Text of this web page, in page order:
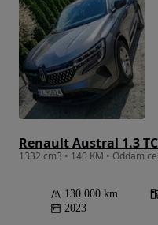
Renault Austral 1.3
1332 cm3 • 140 KM • Oddam
130 000 km
2023